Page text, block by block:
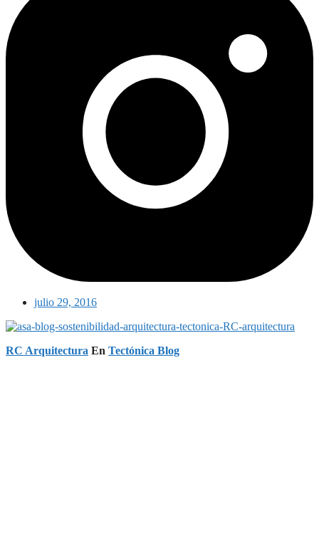
julio 29, 2016
RC Arquitectura En Tectónica Blog